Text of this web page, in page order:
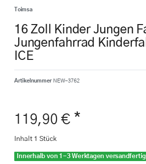
Toimsa
16 Zoll Kinder Jungen
Jungenfahrrad
ICE
Artikelnummer NEW-3762
119,90 € *
Inhalt 1 Stück
Innerhalb von 1-3 Werktagen